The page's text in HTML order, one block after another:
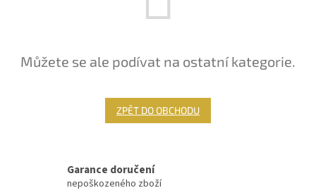
Můžete se ale podívat na ostatní kategorie.
ZPĚT DO OBCHODU
Garance doručení
nepoškozeného zboží